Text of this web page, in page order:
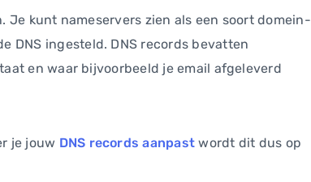
kunt nameservers zien als een soort domein-
DNS ingesteld. DNS records bevatten
en waar bijvoorbeeld je email afgeleverd
je jouw DNS records aanpast wordt dit dus op